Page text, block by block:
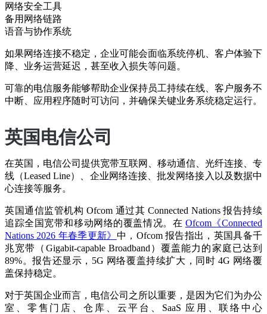
网络安全工具
备用网络链路
语音与协作系统
如果网络连接不稳定，企业可能会面临系统停机、客户体验下
降、业务运营延迟，甚至收入损失等问题。
可靠的电信服务能够帮助企业保持员工持续在线、客户服务不
中断、应用程序随时可访问，并确保关键业务系统稳定运行。
英国电信公司
在英国，电信公司提供宽带互联网、移动通信、光纤连接、专
线（Leased Line）、企业网络连接、批发网络接入以及数据中
心连接等服务。
英国通信监管机构 Ofcom 通过其 Connected Nations 报告持续
追踪全国宽带和移动网络的覆盖情况。在 Ofcom《Connected
Nations 2026 年春季更新》 中，Ofcom 报告指出，英国具备千
兆宽带（Gigabit-capable Broadband）覆盖能力的家庭已达到
89%。报告还显示，5G 网络覆盖持续扩大，同时 4G 网络覆
盖保持稳定。
对于英国企业而言，电信公司之所以重要，是因为它们为办公
室、零售门店、仓库、云平台、SaaS 应用、联络中心